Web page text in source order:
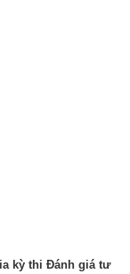
kỳ thi Đánh giá tư